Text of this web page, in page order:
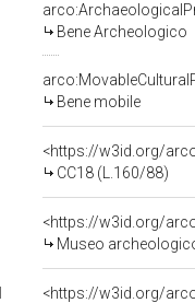
Bene Archeologico
Bene mobile
<https://w3id.org/
CC18 (L.160/88)
<https://w3id.org/
Museo
<https://w3id.org/